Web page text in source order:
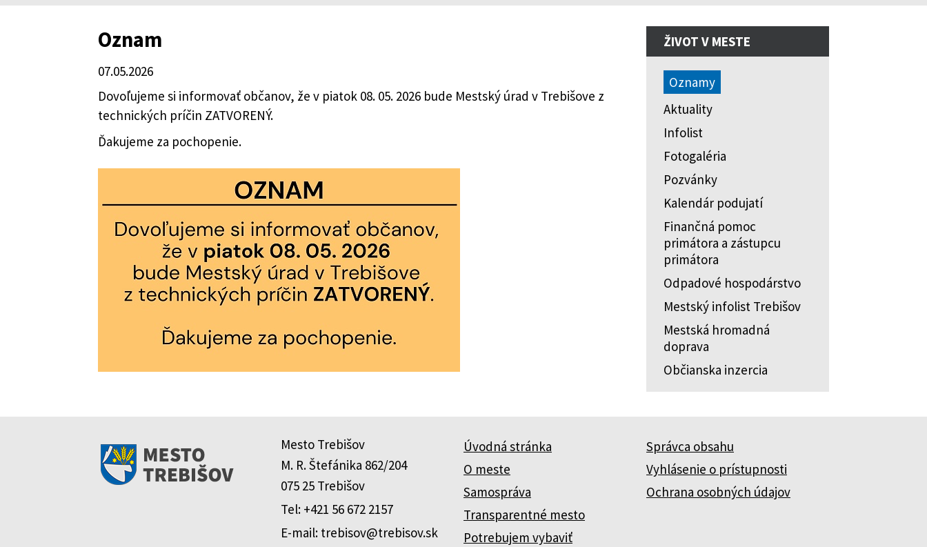
ŽIVOT V MESTE
Oznamy
Aktuality
Infolist
Fotogaléria
Pozvánky
Kalendár podujatí
Finančná pomoc
primátora a zástupcu
primátora
Odpadové hospodárstvo
Mestský infolist Trebišov
Mestská hromadná
doprava
Občianska inzercia
Oznam
07.05.2026
Dovoľujeme si informovať občanov, že v piatok 08. 05. 2026 bude Mestský úrad v Trebišove z
technických príčin ZATVORENÝ.
Ďakujeme za pochopenie.
Mesto Trebišov
M. R. Štefánika 862/204
075 25 Trebišov
Tel: +421 56 672 2157
E-mail: trebisov@trebisov.sk
Úvodná stránka
O meste
Samospráva
Transparentné mesto
Potrebujem vybaviť
Správca obsahu
Vyhlásenie o prístupnosti
Ochrana osobných údajov